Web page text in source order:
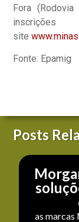
Fora
site
Fonte: Epamig
Posts
as marcas